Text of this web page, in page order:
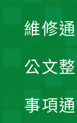
維修
公文
事項